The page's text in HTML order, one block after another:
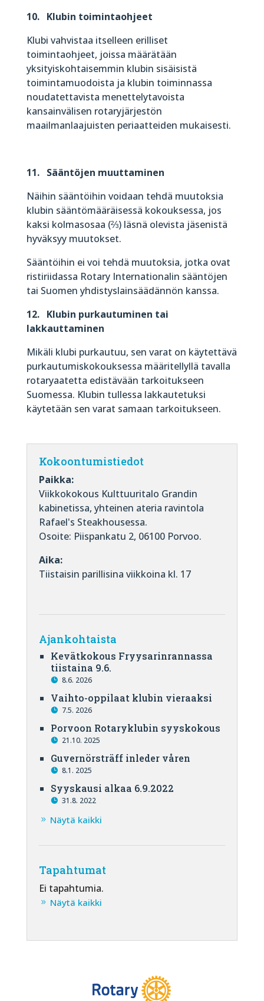
10. Klubin toimintaohjeet
Klubi vahvistaa itselleen erilliset
toimintaohjeet, joissa määrätään
yksityiskohtaisemmin klubin sisäisistä
toimintamuodoista ja klubin toiminnassa
noudatettavista menettelytavoista
kansainvälisen rotaryjärjestön
maailmanlaajuisten periaatteiden mukaisesti.
11. Sääntöjen muuttaminen
Näihin sääntöihin voidaan tehdä muutoksia
klubin sääntömääräisessä kokouksessa, jos
kaksi kolmasosaa (⅔) läsnä olevista jäsenistä
hyväksyy muutokset.
Sääntöihin ei voi tehdä muutoksia, jotka ovat
ristiriidassa Rotary Internationalin sääntöjen
tai Suomen yhdistyslainsäädännön kanssa.
12. Klubin purkautuminen tai
lakkauttaminen
Mikäli klubi purkautuu, sen varat on käytettävä
purkautumiskokouksessa määritellyllä tavalla
rotaryaatetta edistävään tarkoitukseen
Suomessa. Klubin tullessa lakkautetuksi
käytetään sen varat samaan tarkoitukseen.
Kokoontumistiedot
Paikka:
Viikkokokous Kulttuuritalo Grandin
kabinetissa, yhteinen ateria ravintola
Rafael's Steakhousessa.
Osoite: Piispankatu 2, 06100 Porvoo.
Aika:
Tiistaisin parillisina viikkoina kl. 17
Ajankohtaista
Kevätkokous Fryysarinrannassa
tiistaina 9.6.
8.6. 2026
Vaihto-oppilaat klubin vieraaksi
7.5. 2026
Porvoon Rotaryklubin syyskokous
21.10. 2025
Guvernörsträff inleder våren
8.1. 2025
Syyskausi alkaa 6.9.2022
31.8. 2022
Näytä kaikki
Tapahtumat
Ei tapahtumia.
Näytä kaikki